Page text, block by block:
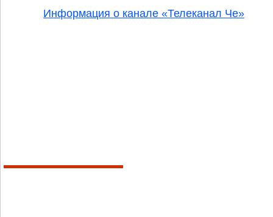
Информация о канале «Телеканал Че»